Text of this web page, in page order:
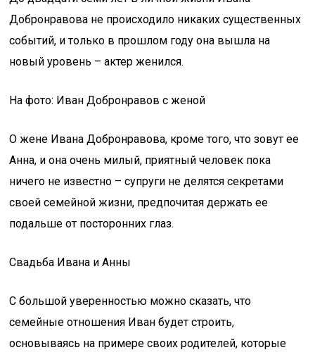
Добронравова не происходило никаких существенных
событий, и только в прошлом году она вышла на
новый уровень – актер женился.
На фото: Иван Добронравов с женой
О жене Ивана Добронравова, кроме того, что зовут ее
Анна, и она очень милый, приятный человек пока
ничего не известно – супруги не делятся секретами
своей семейной жизни, предпочитая держать ее
подальше от посторонних глаз.
Свадьба Ивана и Анны
С большой уверенностью можно сказать, что
семейные отношения Иван будет строить,
основываясь на примере своих родителей, которые